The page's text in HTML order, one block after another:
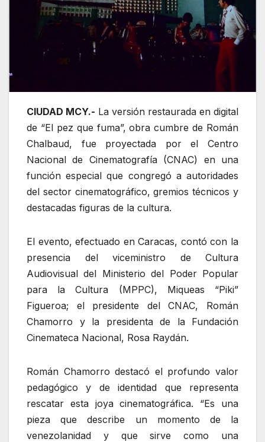
CIUDAD MCY.- La versión restaurada en digital
de “El pez que fuma”, obra cumbre de Román
Chalbaud, fue proyectada por el Centro
Nacional de Cinematografía (CNAC) en una
función especial que congregó a autoridades
del sector cinematográfico, gremios técnicos y
destacadas figuras de la cultura.
El evento, efectuado en Caracas, contó con la
presencia del viceministro de Cultura
Audiovisual del Ministerio del Poder Popular
para la Cultura (MPPC), Miqueas “Piki”
Figueroa; el presidente del CNAC, Román
Chamorro y la presidenta de la Fundación
Cinemateca Nacional, Rosa Raydán.
Román Chamorro destacó el profundo valor
pedagógico y de identidad que representa
rescatar esta joya cinematográfica. “Es una
pieza que describe un momento de la
venezolanidad y que sirve como una